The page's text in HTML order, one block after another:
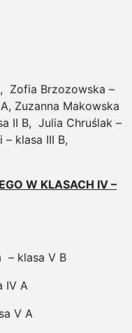
Zofia Brzozowska –
Zuzanna Makowska
II B, Julia Chruślak –
– klasa III B,
W KLASACH IV –
– klasa V B
IV A
V A